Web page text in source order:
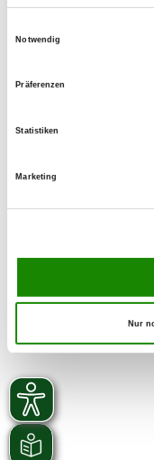
Notwendig
Präferenzen
Statistiken
Marketing
Nur